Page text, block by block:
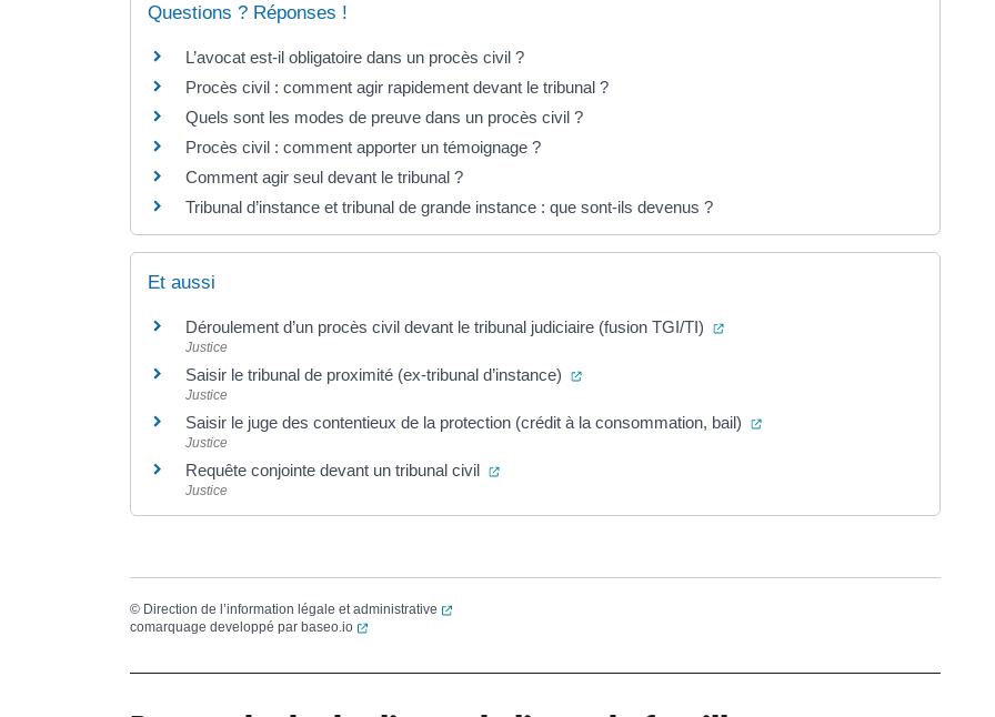
Questions ? Réponses !
L’avocat est-il obligatoire dans un procès civil ?
Procès civil : comment agir rapidement devant le tribunal ?
Quels sont les modes de preuve dans un procès civil ?
Procès civil : comment apporter un témoignage ?
Comment agir seul devant le tribunal ?
Tribunal d’instance et tribunal de grande instance : que sont-ils devenus ?
Et aussi
Déroulement d’un procès civil devant le tribunal judiciaire (fusion TGI/TI) (ouverture dans un nouvel onglet)
Justice
Saisir le tribunal de proximité (ex-tribunal d’instance) (ouverture dans un nouvel onglet)
Justice
Saisir le juge des contentieux de la protection (crédit à la consommation, bail) (ouverture dans un nouvel onglet)
Justice
Requête conjointe devant un tribunal civil (ouverture dans un nouvel onglet)
Justice
© Direction de l’information légale et administrative
(ouverture dans un nouvel onglet)
comarquage developpé par baseo.io (ouverture dans un nouvel onglet)